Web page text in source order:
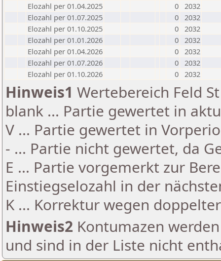
Elozahl per 01.04.2025
0 2032
Elozahl per 01.07.2025
0 2032
Elozahl per 01.10.2025
0 2032
Elozahl per 01.01.2026
0 2032
Elozahl per 01.04.2026
0 2032
Elozahl per 01.07.2026
0 2032
Elozahl per 01.10.2026
0 2032
Hinweis1 Wertebereich Feld
blank ... Partie gewertet in
V ... Partie gewertet in
- ... Partie nicht gewertet, da
E ... Partie vorgemerkt zur
Einstiegselozahl in der
K ... Korrektur wegen
Hinweis2 Kontumazen
und sind in der Liste nicht